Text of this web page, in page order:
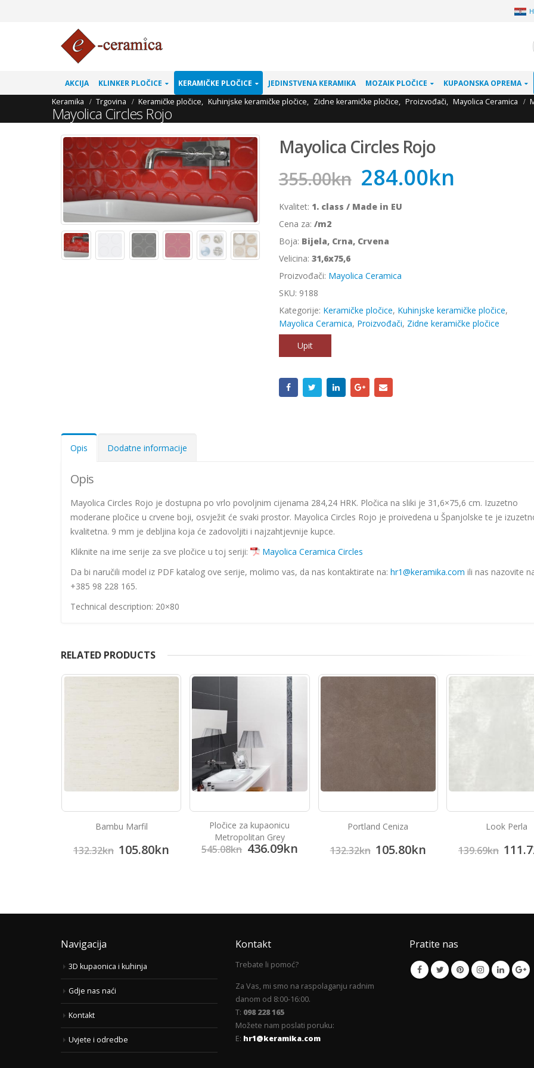
AKCIJA KLINKER PLOČICE KERAMIČKE PLOČICE JEDINSTVENA KERAMIKA MOZAIK PLOČICE
KUPAONSKA OPREMA
Keramika
Trgovina Keramičke pločice, Kuhinjske keramičke pločice, Zidne keramičke pločice, Proizvođači, Mayolica Ceramica
Mayolica Circles Rojo
Mayolica Circles Rojo
355.00kn 284.00kn
Kvalitet: 1. class / Made in EU
Cena za: /m2
Boja: Bijela, Crna, Crvena
Velicina: 31,6x75,6
Proizvođači: Mayolica Ceramica
SKU: 9188
Kategorije: Keramičke pločice, Kuhinjske keramičke pločice,
Mayolica Ceramica, Proizvođači, Zidne keramičke pločice
Upit
Opis Dodatne informacije
Opis
Mayolica Circles Rojo je dostupna po vrlo povoljnim cijenama 284,24 HRK. Pločica na sliki je 31,6×75,6 cm. Izuzetno
moderane pločice u crvene boji, osvježit će svaki prostor. Mayolica Circles Rojo je proivedena u Španjolske te je
kvalitetna. 9 mm je debljina koja će zadovoljiti i najzahtjevnije kupce.
Kliknite na ime serije za sve pločice u toj seriji:
Mayolica Ceramica Circles
Da bi naručili model iz PDF katalog ove serije, molimo vas, da nas kontaktirate na: hr1@keramika.com ili nas nazovite
+385 98 228 165.
Technical description: 20×80
RELATED PRODUCTS
Bambu Marfil
132.32kn 105.80kn
Pločice za kupaonicu
Metropolitan Grey
545.08kn 436.09kn
Portland Ceniza
132.32kn 105.80kn
Look Perla
139.69kn
Navigacija
3D kupaonica i kuhinja
Gdje nas naći
Kontakt
Uvjete i odredbe
Kontakt
Trebate li pomoć?
Za Vas, mi smo na raspolaganju radnim
danom od 8:00-16:00.
T: 098 228 165
Možete nam poslati poruku:
E: hr1@keramika.com
Pratite nas